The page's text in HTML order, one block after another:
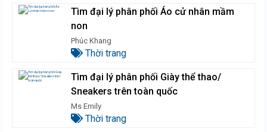
Tìm đại lý phân phối Áo cử nhân mầm
non
Phúc Khang
Thời trang
Tìm đại lý phân phối Giày thể thao/
Sneakers trên toàn quốc
Ms Emily
Thời trang